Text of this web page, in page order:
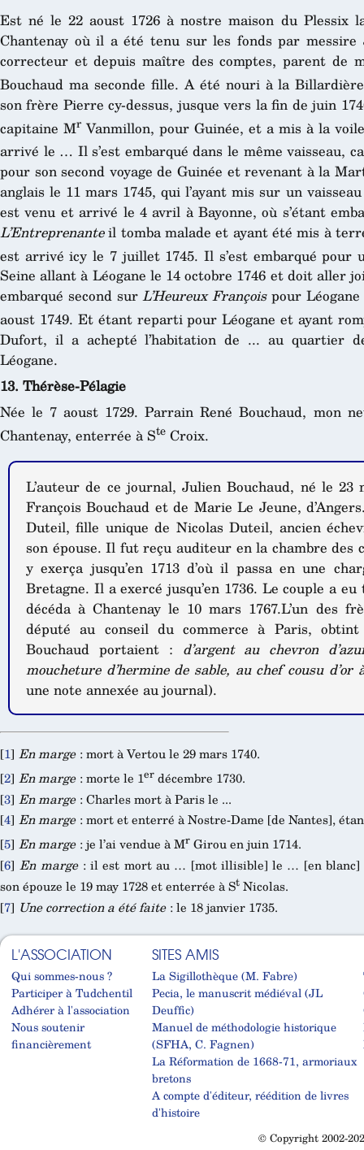
Est né le 22 aoust 1726 à nostre maison du Plessix
Chantenay où il a été tenu sur les fonds par
correcteur et depuis maître des comptes, parent de
Bouchaud ma seconde fille. A été nouri à la
son frère Pierre cy-dessus, jusque vers la fin de juin
capitaine Mr Vanmillon, pour Guinée, et a mis à la
arrivé le … Il s’est embarqué dans le même vaisseau,
pour son second voyage de Guinée et revenant à la
anglais le 11 mars 1745, qui l’ayant mis sur un
est venu et arrivé le 4 avril à Bayonne, où s’étant
L’Entreprenanteil tomba malade et ayant été mis à
est arrivé icy le 7 juillet 1745. Il s’est embarqué pour
Seine allant à Léogane le 14 octobre 1746 et doit aller
embarqué second surL’Heureux Françoispour Léogane
aoust 1749. Et étant reparti pour Léogane et ayant
Dufort, il a achepté l’habitation de ... au quartier
Léogane.
13. Thérèse-Pélagie
Née le 7 aoust 1729. Parrain René Bouchaud, mon
Chantenay, enterrée à Ste Croix.
L’auteur de ce journal, Julien Bouchaud, né le
François Bouchaud et de Marie Le Jeune,
Duteil, fille unique de Nicolas Duteil, ancien
son épouse. Il fut reçu auditeur en la chambre des
y exerça jusqu’en 1713 d’où il passa en une
Bretagne. Il a exercé jusqu’en 1736. Le couple a
décéda à Chantenay le 10 mars 1767.L’un des
député au conseil du commerce à Paris,
Bouchaud portaient : d’argent au chevron
moucheture d’hermine de sable, au chef cousu d’or
une note annexée au journal).
[1] En marge: mort à Vertou le 29 mars 1740.
[2] En marge: morte le 1er décembre 1730.
[3] En marge: Charles mort à Paris le ...
[4] En marge: mort et enterré à Nostre-Dame [de Nantes],
[5] En marge: je l’ai vendue à Mr Girou en juin 1714.
[6]En marge: il est mort au … [mot illisible] le … [en blanc]
son épouze le 19 may 1728 et enterrée à St Nicolas.
[7] Une correction a été faite: le 18 janvier 1735.
L'ASSOCIATION
Qui sommes-nous ?
Participer à Tudchentil
Adhérer à l'association
Nous soutenir
financièrement
SITES AMIS
La Sigillothèque (M. Fabre)
Pecia, le manuscrit médiéval (JL
Deuffic)
Manuel de méthodologie historique
(SFHA, C. Fagnen)
La Réformation de 1668-71, armoriaux
bretons
A compte d'éditeur, réédition de livres
d'histoire
© Copyright 2002-